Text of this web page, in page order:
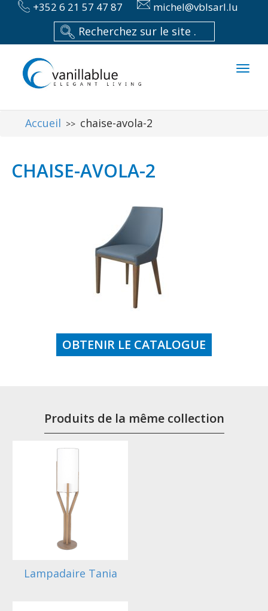
+352 6 21 57 47 87 michel@vblsarl.lu
Accueil >> chaise-avola-2
CHAISE-AVOLA-2
OBTENIR LE CATALOGUE
Produits de la même collection
Lampadaire Tania